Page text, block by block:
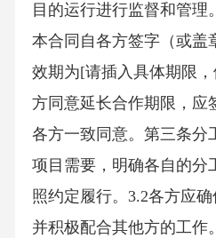
目的运行进行监督和管理
本合同自各方签字（或盖
效期为[请插入具体期限
方同意延长合作期限，应
各方一致同意。第三条分
项目需要，明确各自的分
照约定履行。3.2各方应确
并积极配合其他方的工作